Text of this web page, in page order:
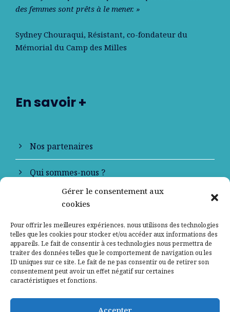
Gérer le consentement aux
cookies
Pour offrir les meilleures expériences, nous utilisons des technologies
telles que les cookies pour stocker et/ou accéder aux informations des
appareils. Le fait de consentir à ces technologies nous permettra de
traiter des données telles que le comportement de navigation ou les
ID uniques sur ce site. Le fait de ne pas consentir ou de retirer son
consentement peut avoir un effet négatif sur certaines
caractéristiques et fonctions.
Accepter
des femmes sont prêts à le mener. »
Sydney Chouraqui, Résistant, co-fondateur du
Mémorial du Camp des Milles
En savoir +
Nos partenaires
Qui sommes-nous ?
Contactez-nous
Mentions légales
Politique de confidentialité